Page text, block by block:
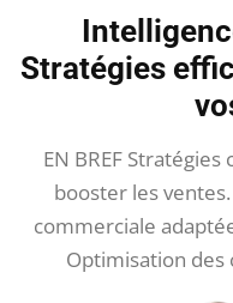
Stratégies
EN BREF
booster les
commerciale
Optimisation des